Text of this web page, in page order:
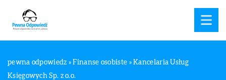
pewna odpowiedz »Finanse osobiste »Kancelaria Usług
Księgowych Sp. z o.o.